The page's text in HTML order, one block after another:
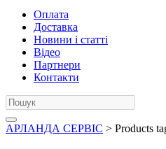
Оплата
Доставка
Новини і статті
Відео
Партнери
Контакти
АРЛАНДА СЕРВІС > Products